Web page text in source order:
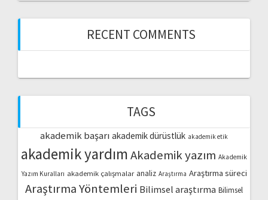
RECENT COMMENTS
TAGS
akademik başarı akademik dürüstlük akademik etik
akademik yardımAkademik yazım Akademik
Yazım Kuralları akademik çalışmalar analiz Araştırma Araştırma süreci
Araştırma Yöntemleri Bilimsel araştırma Bilimsel